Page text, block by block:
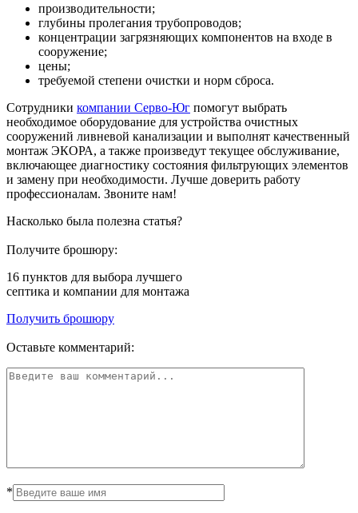
производительности;
глубины пролегания трубопроводов;
концентрации загрязняющих компонентов на входе в
сооружение;
цены;
требуемой степени очистки и норм сброса.
Сотрудники компании Серво-Юг помогут выбрать
необходимое оборудование для устройства очистных
сооружений ливневой канализации и выполнят качественный
монтаж ЭКОРА, а также произведут текущее обслуживание,
включающее диагностику состояния фильтрующих элементов
и замену при необходимости. Лучше доверить работу
профессионалам. Звоните нам!
Насколько была полезна статья?
Получите брошюру:
16 пунктов для выбора лучшего
септика и компании для монтажа
Получить брошюру
Оставьте комментарий:
*